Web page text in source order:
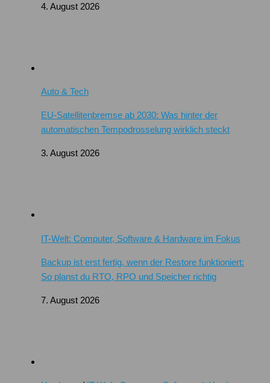
4. August 2026
Auto & Tech
EU-Satellitenbremse ab 2030: Was hinter der
automatischen Tempodrosselung wirklich steckt
3. August 2026
IT-Welt: Computer, Software & Hardware im Fokus
Backup ist erst fertig, wenn der Restore funktioniert:
So planst du RTO, RPO und Speicher richtig
7. August 2026